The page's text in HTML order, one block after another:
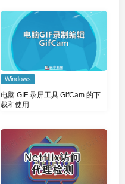
Windows
电脑 GIF 录屏工具 GifCam 的下
载和使用